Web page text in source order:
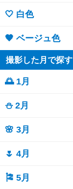
🤍 白色
🤎 ベージュ色
撮影した月で探す
🌅 1月
⛄ 2月
🌸 3月
🌷 4月
🎏 5月